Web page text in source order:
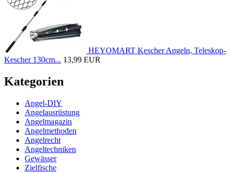
HEYOMART Kescher Angeln, Teleskop-
Kescher 130cm... 13,99 EUR
Kategorien
Angel-DIY
Angelausrüstung
Angelmagazin
Angelmethoden
Angelrecht
Angeltechniken
Gewässer
Zielfische